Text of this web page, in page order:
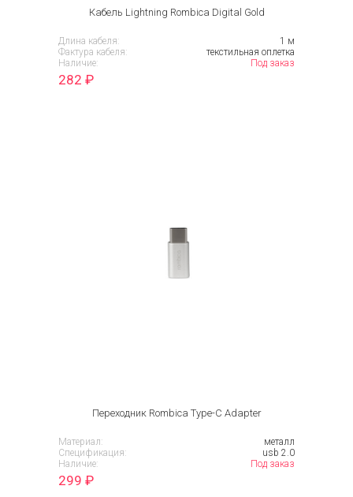
Кабель Lightning Rombica Digital Gold
Длина кабеля:
1 м
Фактура кабеля:
текстильная оплетка
Наличие:
Под заказ
282 ₽
Переходник Rombica Type-C Adapter
Материал:
металл
Спецификация:
usb 2.0
Наличие:
Под заказ
299 ₽